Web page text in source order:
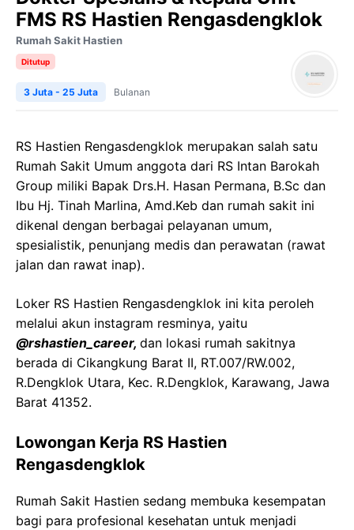
FMS RS Hastien Rengasdengklok
Rumah Sakit Hastien
Ditutup
3 Juta - 25 Juta Bulanan
RS Hastien Rengasdengklok merupakan salah satu
Rumah Sakit Umum anggota dari RS Intan Barokah
Group miliki Bapak Drs.H. Hasan Permana, B.Sc dan
Ibu Hj. Tinah Marlina, Amd.Keb dan rumah sakit ini
dikenal dengan berbagai pelayanan umum,
spesialistik, penunjang medis dan perawatan (rawat
jalan dan rawat inap).
Loker RS Hastien Rengasdengklok ini kita peroleh
melalui akun instagram resminya, yaitu
@rshastien_career, dan lokasi rumah sakitnya
berada di Cikangkung Barat II, RT.007/RW.002,
R.Dengklok Utara, Kec. R.Dengklok, Karawang, Jawa
Barat 41352.
Lowongan Kerja RS Hastien
Rengasdengklok
Rumah Sakit Hastien sedang membuka kesempatan
bagi para profesional kesehatan untuk menjadi